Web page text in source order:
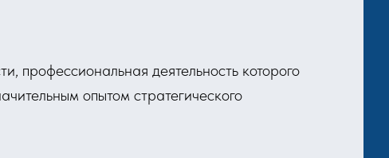
профессиональная деятельность которого
опытом стратегического